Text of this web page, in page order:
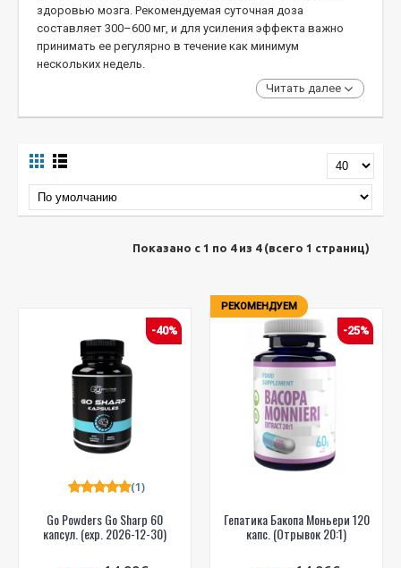
здоровью мозга. Рекомендуемая суточная доза
составляет 300–600 мг, и для усиления эффекта важно
принимать ее регулярно в течение как минимум
нескольких недель.
Читать далее
Показано с 1 по 4 из 4 (всего 1 страниц)
-40%
Go Powders Go Sharp 60
капсул. (exp. 2026-12-30)
(1)
РЕКОМЕНДУЕМ
-25%
Гепатика Бакопа Моньери 120
капс. (Отрывок 20:1)